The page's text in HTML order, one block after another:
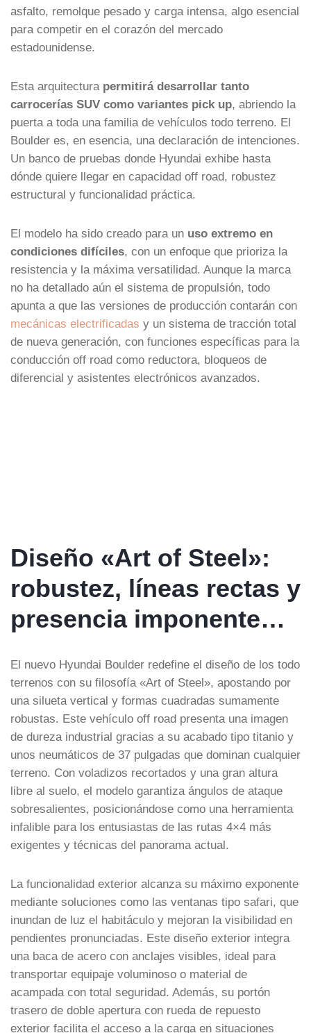
asfalto, remolque pesado y carga intensa, algo esencial
para competir en el corazón del mercado
estadounidense.
Esta arquitectura permitirá desarrollar tanto
carrocerías SUV como variantes pick up, abriendo la
puerta a toda una familia de vehículos todo terreno. El
Boulder es, en esencia, una declaración de intenciones.
Un banco de pruebas donde Hyundai exhibe hasta
dónde quiere llegar en capacidad off road, robustez
estructural y funcionalidad práctica.
El modelo ha sido creado para un uso extremo en
condiciones difíciles, con un enfoque que prioriza la
resistencia y la máxima versatilidad. Aunque la marca
no ha detallado aún el sistema de propulsión, todo
apunta a que las versiones de producción contarán con
mecánicas electrificadas y un sistema de tracción total
de nueva generación, con funciones específicas para la
conducción off road como reductora, bloqueos de
diferencial y asistentes electrónicos avanzados.
Diseño «Art of Steel»:
robustez, líneas rectas y
presencia imponente…
El nuevo Hyundai Boulder redefine el diseño de los todo
terrenos con su filosofía «Art of Steel», apostando por
una silueta vertical y formas cuadradas sumamente
robustas. Este vehículo off road presenta una imagen
de dureza industrial gracias a su acabado tipo titanio y
unos neumáticos de 37 pulgadas que dominan cualquier
terreno. Con voladizos recortados y una gran altura
libre al suelo, el modelo garantiza ángulos de ataque
sobresalientes, posicionándose como una herramienta
infalible para los entusiastas de las rutas 4×4 más
exigentes y técnicas del panorama actual.
La funcionalidad exterior alcanza su máximo exponente
mediante soluciones como las ventanas tipo safari, que
inundan de luz el habitáculo y mejoran la visibilidad en
pendientes pronunciadas. Este diseño exterior integra
una baca de acero con anclajes visibles, ideal para
transportar equipaje voluminoso o material de
acampada con total seguridad. Además, su portón
trasero de doble apertura con rueda de repuesto
exterior facilita el acceso a la carga en situaciones